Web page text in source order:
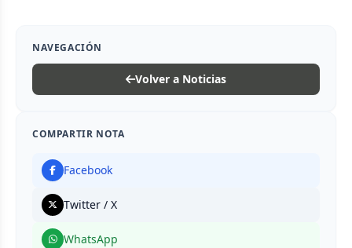
NAVEGACIÓN
Volver a Noticias
COMPARTIR NOTA
Facebook
Twitter / X
WhatsApp